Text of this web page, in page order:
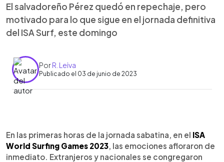
El salvadoreño Pérez quedó en repechaje, pero
motivado para lo que sigue en el jornada definitiva
del ISA Surf, este domingo
PorR. Leiva
Publicado el 03 de junio de 2023
► Escuchar artículo
En las primeras horas de la jornada sabatina, en el ISA
World Surfing Games 2023 , las emociones afloraron de
inmediato. Extranjeros y nacionales se congregaron